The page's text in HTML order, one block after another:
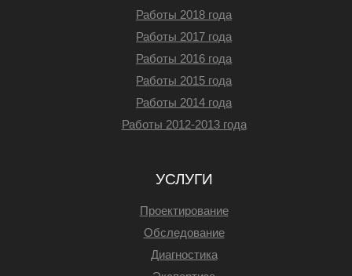
Работы 2018 года
Работы 2017 года
Работы 2016 года
Работы 2015 года
Работы 2014 года
Работы 2012-2013 года
УСЛУГИ
Проектирование
Обследование
Диагностика